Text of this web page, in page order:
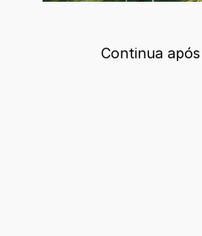
Continua